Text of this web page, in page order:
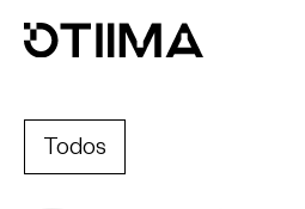
Todos